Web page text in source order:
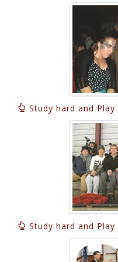
Study hard and Play
Study hard and Play